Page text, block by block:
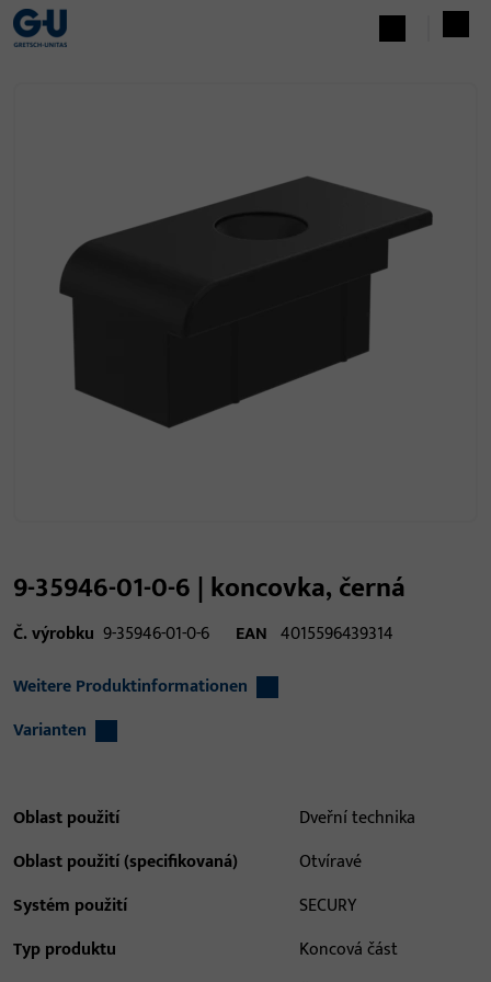
9-35946-01-0-6 | koncovka, černá
Č. výrobku 9-35946-01-0-6 EAN 4015596439314
Weitere Produktinformationen
Varianten
Oblast použití
Dveřní technika
Oblast použití (specifikovaná)
Otvíravé
Systém použití
SECURY
Typ produktu
Koncová část